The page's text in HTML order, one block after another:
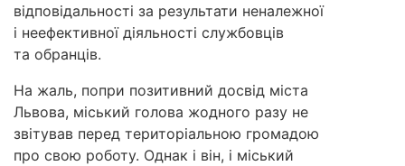
відповідальності за результати неналежної
і неефективної діяльності службовців
та обранців.
На жаль, попри позитивний досвід міста
Львова, міський голова жодного разу не
звітував перед територіальною громадою
про свою роботу. Однак і він, і міський